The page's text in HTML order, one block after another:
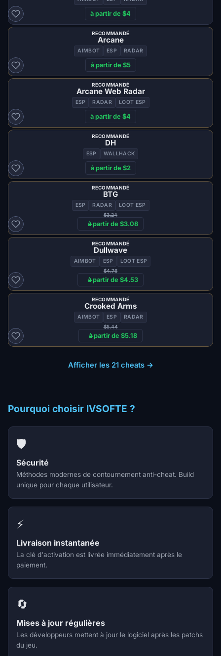
à partir de $4
RECOMMANDÉ
Arcane
AIMBOT ESP RADAR
à partir de $5
RECOMMANDÉ
Arcane Web Radar
ESP RADAR LOOT ESP
à partir de $4
RECOMMANDÉ
DH
ESP WALLHACK
à partir de $2
RECOMMANDÉ
BTG
ESP RADAR LOOT ESP
$3.24
à partir de $3.08
RECOMMANDÉ
Dullwave
AIMBOT ESP LOOT ESP
$4.76
à partir de $4.53
RECOMMANDÉ
Crooked Arms
AIMBOT ESP RADAR
$5.44
à partir de $5.18
Afficher les 21 cheats →
Pourquoi choisir IVSOFTE ?
🛡️
Sécurité
Méthodes modernes de contournement anti-cheat. Build
unique pour chaque utilisateur.
⚡
Livraison instantanée
La clé d'activation est livrée immédiatement après le
paiement.
🔄
Mises à jour régulières
Les développeurs mettent à jour le logiciel après les patchs
du jeu.